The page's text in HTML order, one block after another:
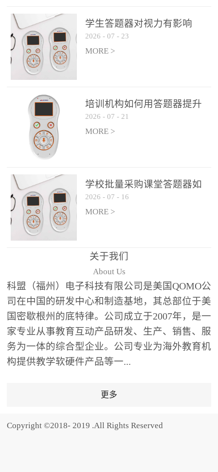
几步：打开软件、选择互
动模式、发起互动任务，
整个过程不超过 30 秒，完
美融入正常教学流程，避
免打断课堂连贯性。无论
点讲解互动，还是课后即
时反馈，QVote 都能灵活
适配不同教学环节需求，
让教师专注于教学内容本
身，而非技术操作。多元
热情QVote 提供了丰富的
互动功能矩阵，满足不同
学科、不同教学目标的互
动需求：即时答题：支持
单选题、多选题、判断题
等基础题型，学生通过答
题器快速响应，系统实时
统计答题数据并生成可视
化图表，让教师瞬间掌握
学生知识掌握情况。主观
反馈：包含简答题、观点
阐述等开放式互动，鼓励
学生自由表达思考过程，
培养批判性思维与表达能
功能增加课堂趣味性，同
学生答题器对视力有影响
吗？
2026 - 07 - 23
MORE >
培训机构如何用答题器提升
学生专注度
2026 - 07 - 21
MORE >
学校批量采购课堂答题器如
何选厂家
2026 - 07 - 16
MORE >
关于我们
About Us
科盟（福州）电子科技有限公司是美国QOMO公
司在中国的研发中心和制造基地，其总部位于美
国密歇根州的底特律。公司成立于2007年，是一
家专业从事教育互动产品研发、生产、销售、服
务为一体的综合型企业。公司专业为海外教育机
构提供教学软硬件产品等一...
更多
Copyright ©2018- 2019 .All Rights Reserved